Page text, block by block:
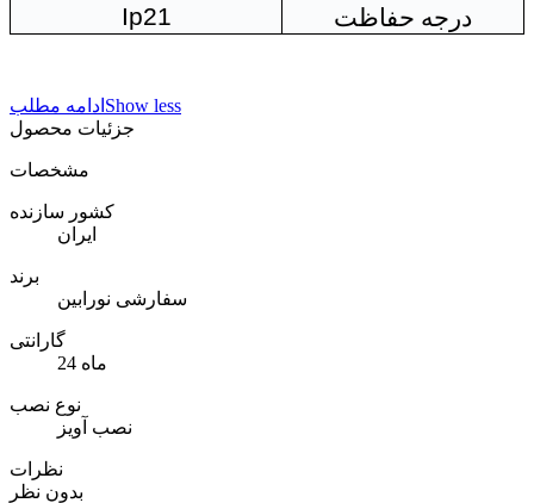
درجه حفاظت
Ip21
ادامه مطلب Show less
جزئیات محصول
مشخصات
کشور سازنده
ایران
برند
سفارشی نورابین
گارانتی
24 ماه
نوع نصب
نصب آویز
نظرات
بدون نظر